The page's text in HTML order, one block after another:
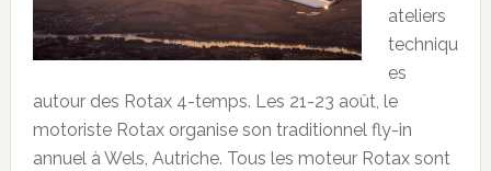
ateliers
techniqu
es
autour des Rotax 4-temps. Les 21-23 août, le
motoriste Rotax organise son traditionnel fly-in
annuel à Wels, Autriche. Tous les moteur Rotax sont